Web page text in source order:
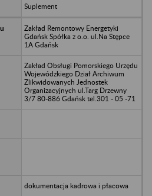
Suplement
Zakład Remontowy Energetyki
Gdańsk Spółka z o.o. ul.Na Stępce
1A Gdańsk
Zakład Obsługi Pomorskiego Urzędu
Wojewódzkiego Dział Archiwum
Zlikwidowanych Jednostek
Organizacyjnych ul.Targ Drzewny
3/7 80-886 Gdańsk tel.301 - 05 -71
dokumentacja kadrowa i płacowa